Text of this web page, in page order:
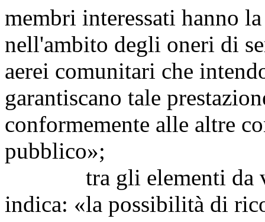
membri interessati hanno
nell'ambito degli oneri di
aerei comunitari che
garantiscano tale
conformemente alle altre
pubblico»;
tra gli elementi da
indica: «la possibilità di